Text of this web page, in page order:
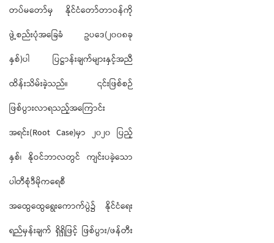
တပ်မတော်မှ နိုင်ငံတော်တာဝန်ကို
ဖွဲ့စည်းပုံအခြေခံ ဥပဒေ(၂၀၀၈ခု
နှစ်)ပါ ပြဋ္ဌာန်းချက်များနှင့်အညီ
ထိန်းသိမ်းခဲ့သည်။ ၎င်းဖြစ်စဉ်
ဖြစ်ပွားလာရသည့်အကြောင်း
အရင်း(Root Case)မှာ ၂၀၂၀ ပြည့်
နှစ်၊ နိုဝင်ဘာလတွင် ကျင်းပခဲ့သော
ပါတီစုံဒီမိုကရေစီ
အထွေထွေရွေးကောက်ပွဲ၌ နိုင်ငံရေး
ရည်မှန်းချက် ရှိရှိဖြင့် ဖြစ်ပွား/ဖန်တီး